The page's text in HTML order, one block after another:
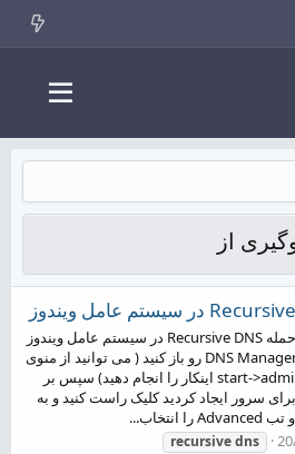
سلام برای جلوگیری از حمله Recursive DNS در سیستم عامل ویندوز
بصورت زیر عمل کنید: DNS Manager رو باز کنید ( می توانید از منوی
start->administrative tools->dns اینکار را انجام دهید) سپس بر
سرور ایجاد کردید کلیک راست کنید و به
recursivedns